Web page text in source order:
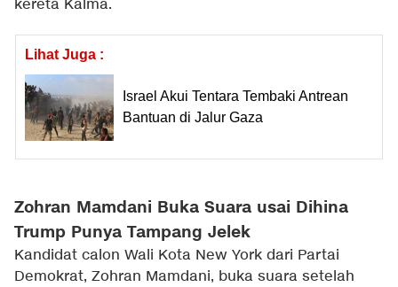
kereta Kalma.
Lihat Juga :
Israel Akui Tentara Tembaki Antrean
Bantuan di Jalur Gaza
Zohran Mamdani Buka Suara usai Dihina
Trump Punya Tampang Jelek
Kandidat calon Wali Kota New York dari Partai
Demokrat, Zohran Mamdani, buka suara setelah